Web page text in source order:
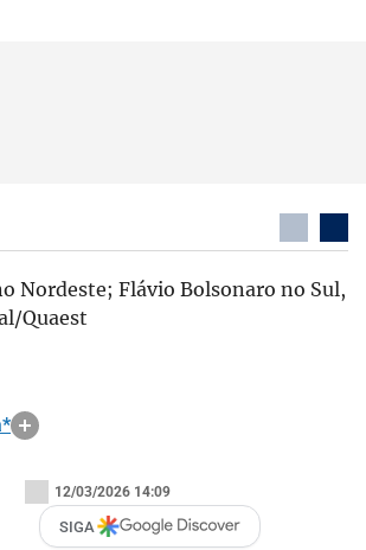
Nordeste; Flávio Bolsonaro no Sul,
Quaest
12/03/2026 14:09
SIGA